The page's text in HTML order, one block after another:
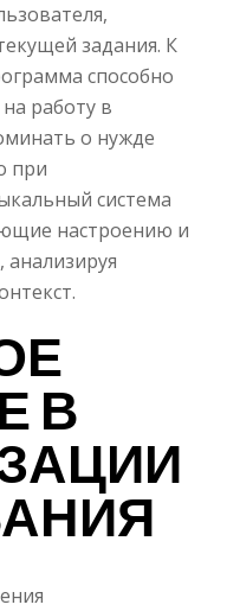
задания. К
способно
работу в
о нужде
при
система
настроению и
анализируя
В